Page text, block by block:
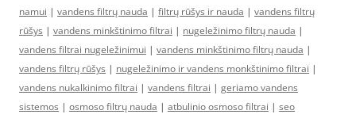
namui | vandens filtrų nauda | filtrų rūšys ir nauda | vandens filtrų
rūšys | vandens minkštinimo filtrai | nugeležinimo filtrų nauda |
vandens filtrai nugeležinimui | vandens minkštinimo filtrų nauda |
vandens filtrų rūšys | nugeležinimo ir vandens monkštinimo filtrai |
vandens nukalkinimo filtrai | vandens filtrai | geriamo vandens
sistemos | osmoso filtrų nauda | atbulinio osmoso filtrai | seo